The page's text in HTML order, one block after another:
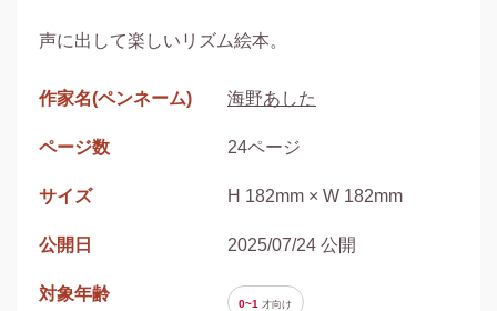
作家名(ペンネーム) 海野あした
ページ数 24ページ
サイズ H 182mm × W 182mm
公開日 2025/07/24 公開
対象年齢
0~1 才向け